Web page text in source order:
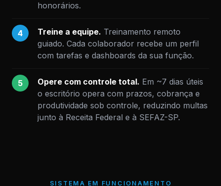
honorários.
4 Treine a equipe. Treinamento remoto
guiado. Cada colaborador recebe um perfil
com tarefas e dashboards da sua função.
5 Opere com controle total. Em ~7 dias úteis
o escritório opera com prazos, cobrança e
produtividade sob controle, reduzindo multas
junto à Receita Federal e à SEFAZ-SP.
SISTEMA EM FUNCIONAMENTO